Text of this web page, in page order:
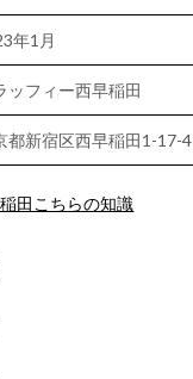
年1月
ッフィー西早稲田
都新宿区西早稲田1-17-4
田こちらの知識